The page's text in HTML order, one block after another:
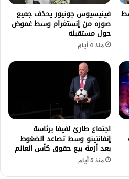
فينيسيوس جونيور يحذف جميع
صوره من إنستغرام وسط غموض
حول مستقبله
منذ 4 أيام
اجتماع طارئ لفيفا برئاسة
إنفانتينو وسط تصاعد الضغوط
بعد أزمة بيع حقوق كأس العالم
منذ 5 أيام